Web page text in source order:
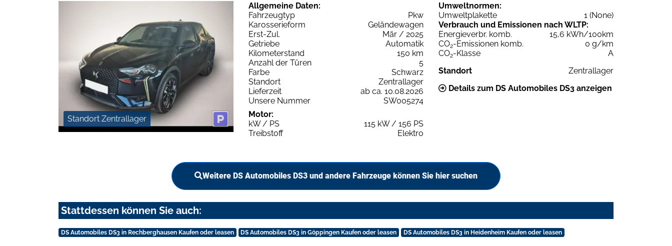
Standort Zentrallager
Allgemeine Daten:
Fahrzeugtyp
Pkw
Karosserieform
Geländewagen
Erst-Zul.
Mär / 2025
Getriebe
Automatik
Kilometerstand
150 km
Anzahl der Türen
5
Farbe
Schwarz
Standort
Zentrallager
Lieferzeit
ab ca. 10.08.2026
Unsere Nummer
SW005274
Motor:
kW / PS
115 kW / 156 PS
Treibstoff
Elektro
Umweltnormen:
Umweltplakette
1 (None)
Verbrauch und Emissionen nach WLTP:
Energieverbr. komb.
15,6 kWh/100km
CO2-Emissionen komb.
0 g/km
CO2-Klasse
A
Standort
Zentrallager
Details zum DS Automobiles DS3 anzeigen
Weitere DS Automobiles DS3 und andere Fahrzeuge können Sie hier suchen
Stattdessen können Sie auch:
DS Automobiles DS3 in Rechberghausen Kaufen oder leasen DS Automobiles DS3 in Göppingen Kaufen oder leasen DS Automobiles DS3 in Heidenheim Kaufen oder leasen